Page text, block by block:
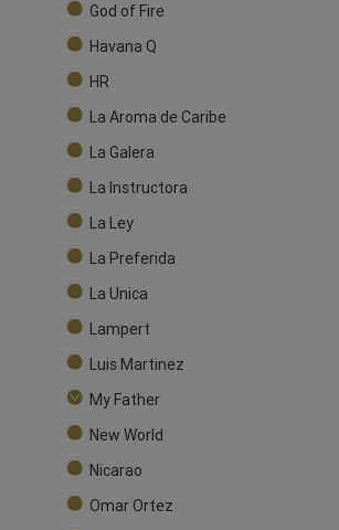
God of Fire
Havana Q
HR
La Aroma de Caribe
La Galera
La Instructora
La Ley
La Preferida
La Unica
Lampert
Luis Martinez
My Father
New World
Nicarao
Omar Ortez